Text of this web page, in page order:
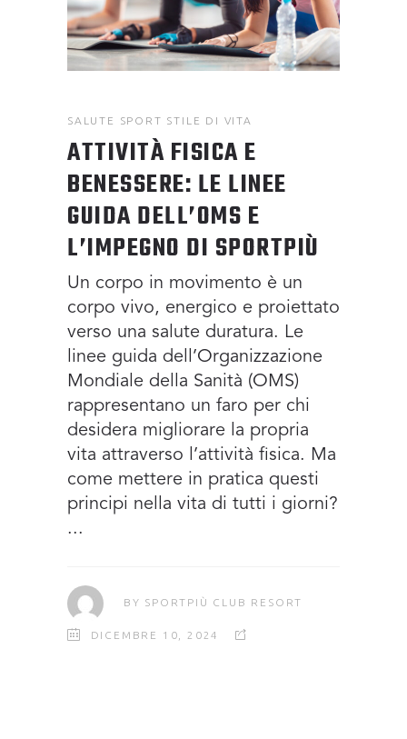
SALUTE SPORT STILE DI VITA
ATTIVITÀ FISICA E
BENESSERE: LE LINEE
GUIDA DELL’OMS E
L’IMPEGNO DI SPORTPIÙ
Un corpo in movimento è un
corpo vivo, energico e proiettato
verso una salute duratura. Le
linee guida dell’Organizzazione
Mondiale della Sanità (OMS)
rappresentano un faro per chi
desidera migliorare la propria
vita attraverso l’attività fisica. Ma
come mettere in pratica questi
principi nella vita di tutti i giorni?
BY SPORTPIÙ CLUB RESORT
DICEMBRE 10, 2024